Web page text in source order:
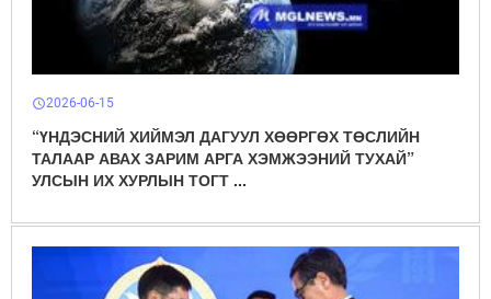
schedule2026-06-15
“ҮНДЭСНИЙ ХИЙМЭЛ ДАГУУЛ ХӨӨРГӨХ ТӨСЛИЙН
ТАЛААР АВАХ ЗАРИМ АРГА ХЭМЖЭЭНИЙ ТУХАЙ”
УЛСЫН ИХ ХУРЛЫН ТОГТ ...